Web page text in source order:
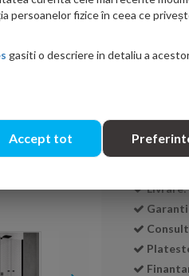
Ati
Livrare:
persoanelor fizice în ceea ce
gasiti o descriere in detaliu a
Accept tot